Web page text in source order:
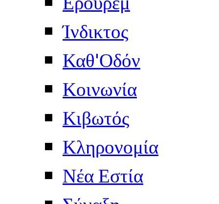
Ίνδικτος
Καθ'Οδόν
Κοινωνία
Κιβωτός
Κληρονομία
Νέα Εστία